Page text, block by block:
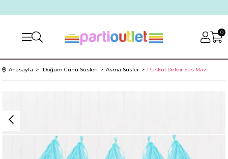
0
Anasayfa Doğum Günü Süsleri Asma Süsler Püskül Dekor Süs Mavi